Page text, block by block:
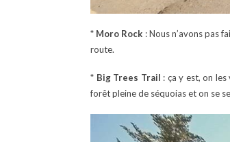
* Moro Rock : Nous n’avons pas
route.
* Big Trees Trail : ça y est, on
forêt pleine de séquoias et on se